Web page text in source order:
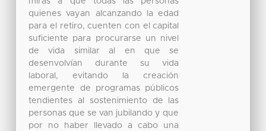
quienes vayan alcanzando la edad
para el retiro, cuenten con el capital
suficiente para procurarse un nivel
de vida similar al en que se
desenvolvían durante su vida
laboral, evitando la creación
emergente de programas públicos
tendientes al sostenimiento de las
personas que se van jubilando y que
por no haber llevado a cabo una